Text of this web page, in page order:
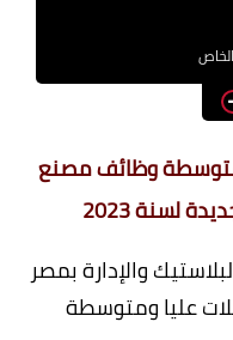
والمعاهد
وظائف مصنع
لسنة 2023
والإدارة بمصر
عليا ومتوسطة